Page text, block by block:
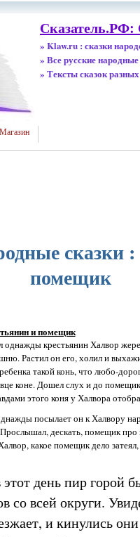
Сказатель.РФ:
» Klaw.ru : сказки
» Все русские народные
» Тексты сказок
Магазин
сказки
помещик
и помещик
однажды крестьянин Халвор
Растил он его, холил и
такой конь, что любо-
коне. Дошел слух и до
этого коня у Халвора
посылает он к Халвору
дескать, помещик
какое помещик дело
день пир горой
со всей округи.
и кинулись